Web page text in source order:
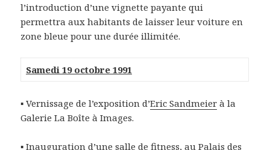
l’introduction d’une vignette payante qui
permettra aux habitants de laisser leur voiture en
zone bleue pour une durée illimitée.
Samedi 19 octobre 1991
▪ Vernissage de l’exposition d’Eric Sandmeier à la
Galerie La Boîte à Images.
▪ Inauguration d’une salle de fitness, au Palais des